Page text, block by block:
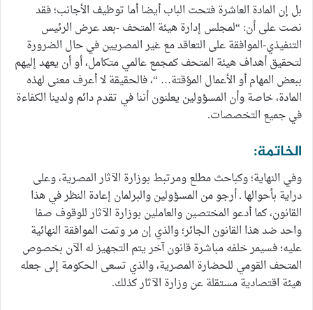
بل إن المادة العاشرة فتحت الباب أيضا أما توظيف الأجانب؛ فقد
نصت على أن: “لمجلس إدارة هيئة المتحف -بعد عرض الرئيس
التنفيذي-الموافقة على التعاقد مع غير المصريين في حال الضرورة
لتحقيق أهداف هيئة المتحف كمجمع عالمي متكامل، أو أن يعهد إليهم
ببعض المهام أو الأعمال المؤقتة… “، فالحقيقة لا أعرف معنى لهذه
المادة، خاصة وأن المسؤولين يعلنون أننا في تقدم دائم ولدينا الكفاءة
في جميع التخصصات.
الخاتمة:
وفي النهاية؛ وكباحث مطلع ومرتبط بوزارة الآثار المصرية، وعلى
دراية بأحوالها ـ أرجو من المسؤولين والبرلمان إعادة النظر في هذا
القانون، كما أدعو المختصين والعاملين بوزارة الآثار للوقوف صفا
واحد ضد هذا القانون الجائر؛ والذي إن مر وتمت الموافقة النهائية
عليه؛ فسيمر خلفه مباشرة قانون آخر يتم التجهيز له الآن بخصوص
المتحف القومي للحضارة المصرية، والذي تسعى الحكومة إلى جعله
هيئة اقتصادية مستقلة عن وزارة الآثار كذلك.